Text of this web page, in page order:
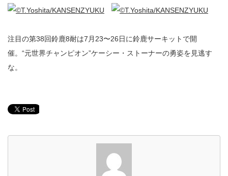
注目の第38回鈴鹿8耐は7月23〜26日に鈴鹿サーキットで開
催。“元世界チャンピオン”ケーシー・ストーナーの勇姿を見逃す
な。